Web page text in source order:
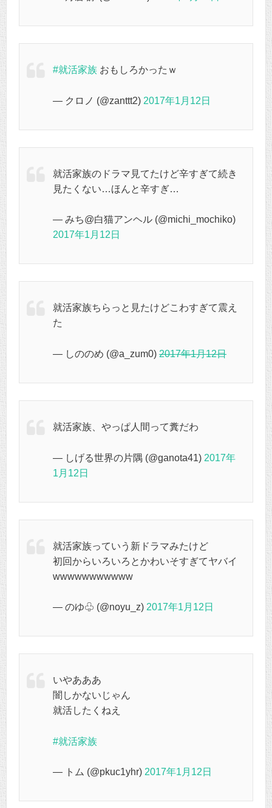
#就活家族 おもしろかったｗ
— クロノ (@zanttt2) 2017年1月12日
就活家族のドラマ見てたけど辛すぎて続き
見たくない…ほんと辛すぎ…
— みち@白猫アンヘル (@michi_mochiko)
2017年1月12日
就活家族ちらっと見たけどこわすぎて震え
た
— しののめ (@a_zum0) 2017年1月12日
就活家族、やっぱ人間って糞だわ
— しげる世界の片隅 (@ganota41) 2017年
1月12日
就活家族っていう新ドラマみたけど
初回からいろいろとかわいそすぎてヤバイ
wwwwwwwwwww
— のゆ♧ (@noyu_z) 2017年1月12日
いやあああ
闇しかないじゃん
就活したくねえ
#就活家族
— トム (@pkuc1yhr) 2017年1月12日